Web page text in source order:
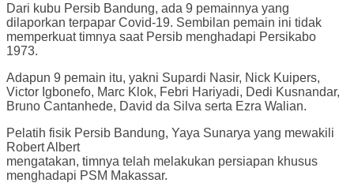
Dari kubu Persib Bandung, ada 9 pemainnya yang
dilaporkan terpapar Covid-19. Sembilan pemain ini tidak
memperkuat timnya saat Persib menghadapi Persikabo
1973.
Adapun 9 pemain itu, yakni Supardi Nasir, Nick Kuipers,
Victor Igbonefo, Marc Klok, Febri Hariyadi, Dedi Kusnandar,
Bruno Cantanhede, David da Silva serta Ezra Walian.
Pelatih fisik Persib Bandung, Yaya Sunarya yang mewakili
Robert Albert
mengatakan, timnya telah melakukan persiapan khusus
menghadapi PSM Makassar.